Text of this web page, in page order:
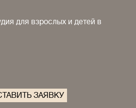
для взрослых и детей в
ЗАЯВКУ